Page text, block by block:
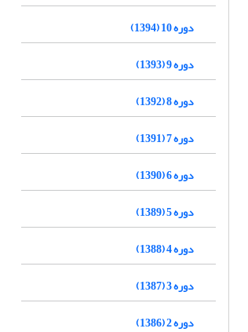
دوره 10 (1394)
دوره 9 (1393)
دوره 8 (1392)
دوره 7 (1391)
دوره 6 (1390)
دوره 5 (1389)
دوره 4 (1388)
دوره 3 (1387)
دوره 2 (1386)